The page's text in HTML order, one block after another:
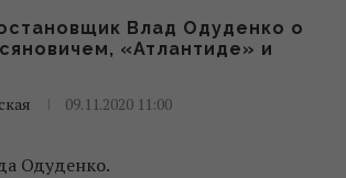
Влад Одуденко о
«Атлантиде» и
09.11.2020 11:00
Одуденко.